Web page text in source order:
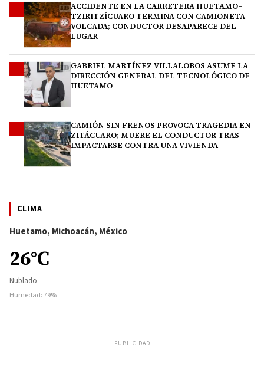
ACCIDENTE EN LA CARRETERA HUETAMO–
TZIRITZÍCUARO TERMINA CON CAMIONETA
VOLCADA; CONDUCTOR DESAPARECE DEL
LUGAR
GABRIEL MARTÍNEZ VILLALOBOS ASUME LA
DIRECCIÓN GENERAL DEL TECNOLÓGICO DE
HUETAMO
CAMIÓN SIN FRENOS PROVOCA TRAGEDIA EN
ZITÁCUARO; MUERE EL CONDUCTOR TRAS
IMPACTARSE CONTRA UNA VIVIENDA
CLIMA
Huetamo, Michoacán, México
26°C
Nublado
Humedad: 79%
PUBLICIDAD